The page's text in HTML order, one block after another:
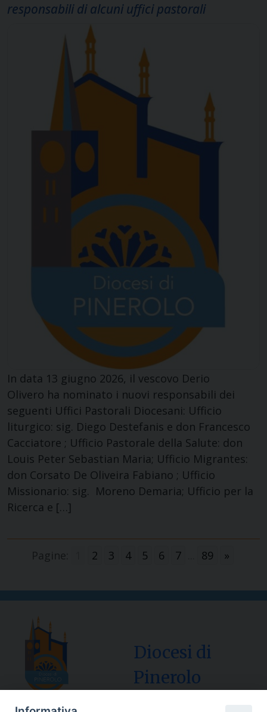
responsabili di alcuni uffici pastorali
In data 13 giugno 2026, il vescovo Derio
Olivero ha nominato i nuovi responsabili dei
seguenti Uffici Pastorali Diocesani: Ufficio
liturgico: sig. Diego Destefanis e don Francesco
Cacciatore ; Ufficio Pastorale della Salute: don
Louis Peter Sebastian Maria; Ufficio Migrantes:
don Corsato De Oliveira Fabiano ; Ufficio
Missionario: sig. Moreno Demaria; Ufficio per la
Ricerca e […]
Pagine: 2 3 4 5 6 7 89 »
Diocesi di
Pinerolo